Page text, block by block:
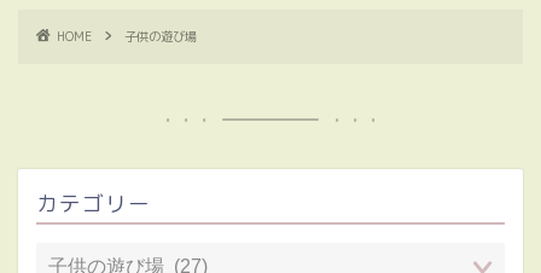
HOME 子供の遊び場
カテゴリー